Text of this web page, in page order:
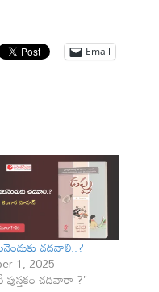
Email
చదవాలి..?
1, 2025
పుస్తకం చదివారా ?"